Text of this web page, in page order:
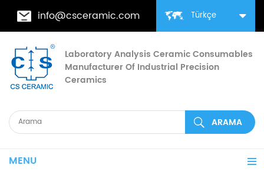
Türkçe
info@csceramic.com
Laboratory Analysis Ceramic Consumables
Manufacturer Of Industrial Precision
Ceramics
MENU